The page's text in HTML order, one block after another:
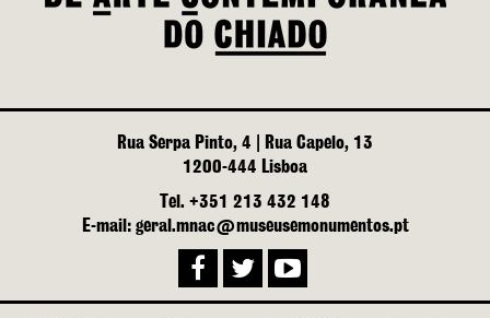
Rua Serpa Pinto, 4 | Rua Capelo, 13
1200-444 Lisboa
Tel. +351 213 432 148
E-mail: geral.mnac@museusemonumentos.pt